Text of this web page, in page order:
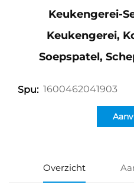
Keukengerei-
Keukengerei,
Soepspatel,
Spu: 1600462041903
Overzicht